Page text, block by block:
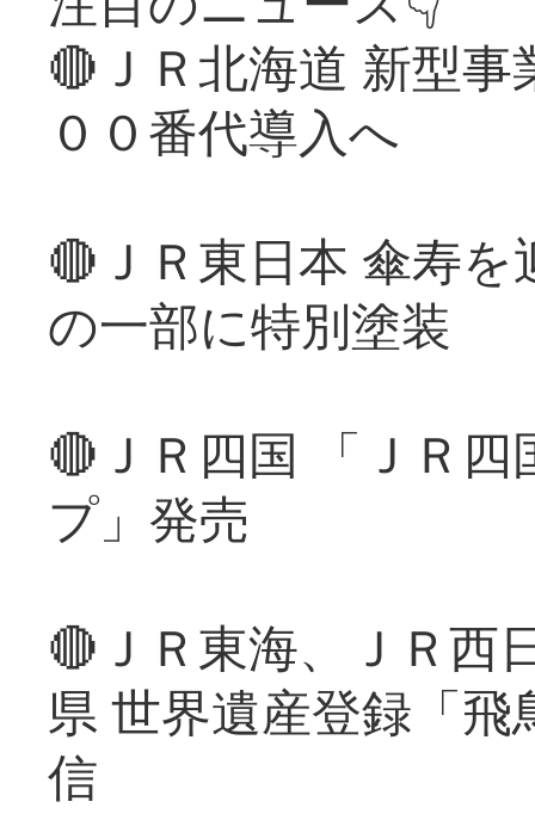
🔴ＪＲ北海道 新型
００番代導入へ
🔴ＪＲ東日本 傘寿
の一部に特別塗装
🔴ＪＲ四国 「ＪＲ
プ」発売
🔴ＪＲ東海、ＪＲ西
県 世界遺産登録「
信